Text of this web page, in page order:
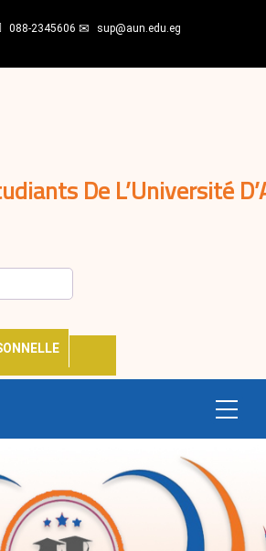
088-2345606 sup@aun.edu.eg
De L’Université